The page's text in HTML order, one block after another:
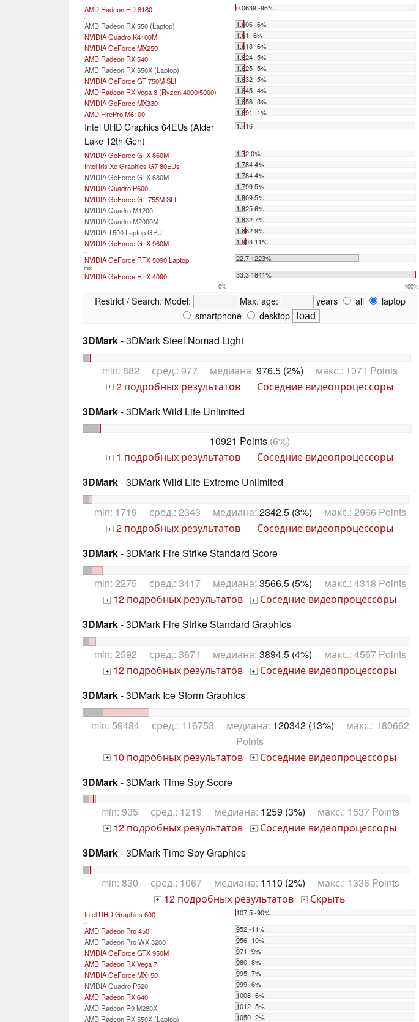
AMD Radeon HD 8180 0.0639 -96%
AMD Radeon RX 550 (Laptop)
1.606 -6%
NVIDIA Quadro K4100M
1.61 -6%
NVIDIA GeForce MX250
1.613 -6%
AMD Radeon RX 540
1.624 -5%
AMD Radeon RX 550X (Laptop)
1.625 -5%
NVIDIA GeForce GT 750M SLI
1.632 -5%
AMD Radeon RX Vega 8 (Ryzen 4000/5000)
1.645 -4%
NVIDIA GeForce MX330
1.658 -3%
AMD FirePro M6100
1.691 -1%
Intel UHD Graphics 64EUs (Alder
Lake 12th Gen)
1.716
NVIDIA GeForce GTX 860M
1.72 0%
Intel Iris Xe Graphics G7 80EUs
1.784 4%
NVIDIA GeForce GTX 680M
1.784 4%
NVIDIA Quadro P600
1.799 5%
NVIDIA GeForce GT 755M SLI
1.809 5%
NVIDIA Quadro M1200
1.825 6%
NVIDIA Quadro M2000M
1.832 7%
NVIDIA T500 Laptop GPU
1.862 9%
NVIDIA GeForce GTX 960M
1.903 11%
NVIDIA GeForce RTX 5090 Laptop 22.7 1223%
max:
NVIDIA GeForce RTX 4090 33.3 1841%
0% 100%
Restrict / Search: Model: Max. age: years all
laptop
smartphone
desktop
3DMark- 3DMark Steel Nomad Light
min: 882 сред.: 977 медиана: 976.5 (2%) макс.: 1071 Points
+ 2 подробных результатов +
Соседние видеопроцессоры
3DMark- 3DMark Wild Life Unlimited
10921 Points (6%)
+ 1 подробных результатов +
Соседние видеопроцессоры
3DMark- 3DMark Wild Life Extreme Unlimited
min: 1719 сред.: 2343 медиана: 2342.5 (3%) макс.: 2966 Points
+ 2 подробных результатов +
Соседние видеопроцессоры
3DMark- 3DMark Fire Strike Standard Score
min: 2275 сред.: 3417 медиана: 3566.5 (5%) макс.: 4318 Points
+ 12 подробных результатов + Соседние видеопроцессоры
3DMark- 3DMark Fire Strike Standard Graphics
min: 2592 сред.: 3671 медиана: 3894.5 (4%) макс.: 4567 Points
+ 12 подробных результатов + Соседние видеопроцессоры
3DMark- 3DMark Ice Storm Graphics
min: 59484 сред.: 116753 медиана: 120342 (13%) макс.: 180662
Points
+ 10 подробных результатов + Соседние видеопроцессоры
3DMark- 3DMark Time Spy Score
min: 935 сред.: 1219 медиана: 1259 (3%) макс.: 1537 Points
+ 12 подробных результатов + Соседние видеопроцессоры
3DMark- 3DMark Time Spy Graphics
min: 830 сред.: 1067 медиана: 1110 (2%) макс.: 1336 Points
+ 12 подробных результатов - Скрыть
Intel UHD Graphics 600 107.5 -90%
...
AMD Radeon Pro 450
952 -11%
AMD Radeon Pro WX 3200
956 -10%
NVIDIA GeForce GTX 950M
971 -9%
AMD Radeon RX Vega 7
980 -8%
NVIDIA GeForce MX150
995 -7%
NVIDIA Quadro P520
999 -6%
AMD Radeon RX 640
1008 -6%
AMD Radeon R9 M280X
1012 -5%
AMD Radeon RX 550X (Laptop)
1050 -2%